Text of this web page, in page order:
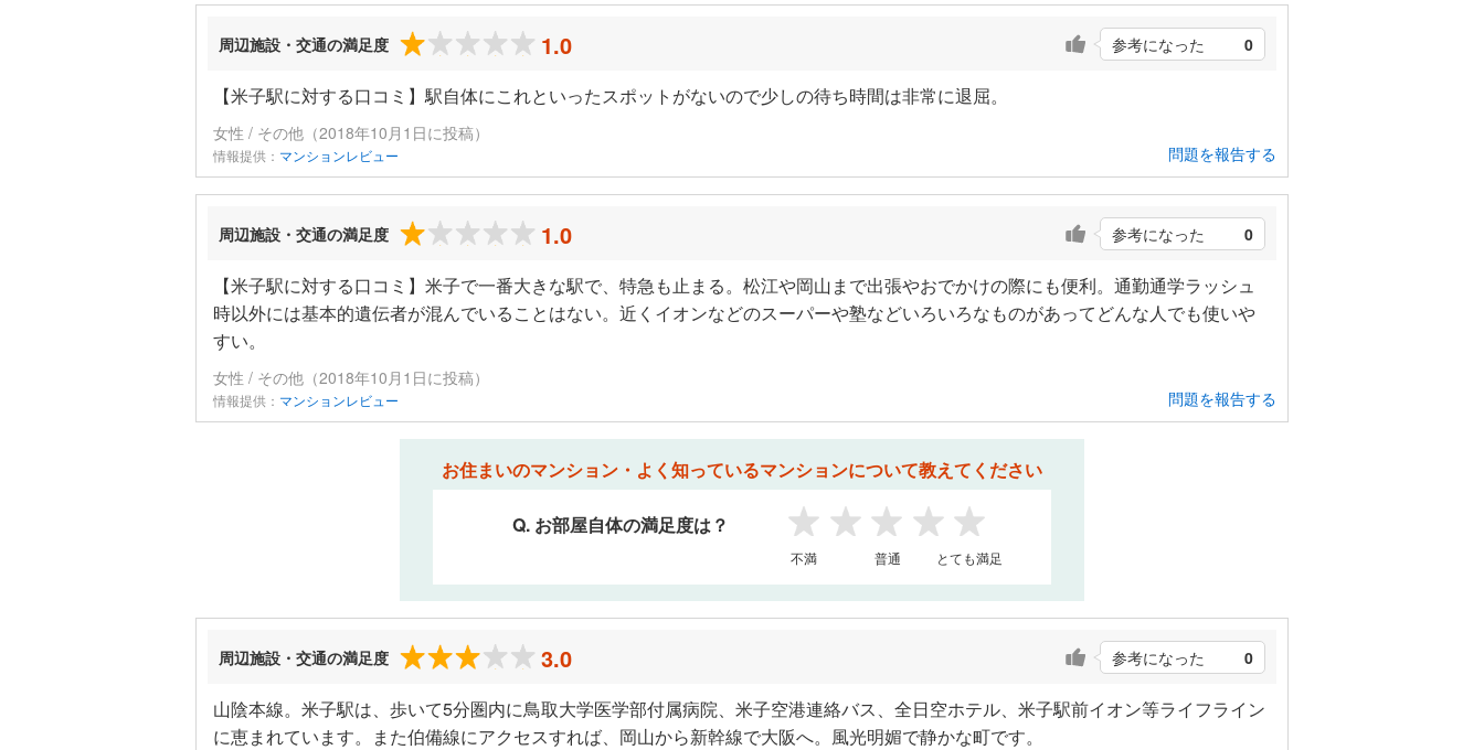
周辺施設・交通の満足度 1.0 参考になった 0
【米子駅に対する口コミ】駅自体にこれといったスポットがないので少しの待ち時間は非常に退屈。
女性 / その他（2018年10月1日に投稿）
情報提供： マンションレビュー 問題を報告する
周辺施設・交通の満足度 1.0 参考になった 0
【米子駅に対する口コミ】米子で一番大きな駅で、特急も止まる。松江や岡山まで出張やおでかけの際にも便利。通勤通学ラッシュ
時以外には基本的遺伝者が混んでいることはない。近くイオンなどのスーパーや塾などいろいろなものがあってどんな人でも使いや
すい。
女性 / その他（2018年10月1日に投稿）
情報提供： マンションレビュー 問題を報告する
お住まいのマンション・よく知っているマンションについて教えてください
Q. お部屋自体の満足度は？
1 2 3 4 5
不満 普通 とても満足
周辺施設・交通の満足度 3.0 参考になった 0
山陰本線。米子駅は、歩いて5分圏内に鳥取大学医学部付属病院、米子空港連絡バス、全日空ホテル、米子駅前イオン等ライフライン
に恵まれています。また伯備線にアクセスすれば、岡山から新幹線で大阪へ。風光明媚で静かな町です。